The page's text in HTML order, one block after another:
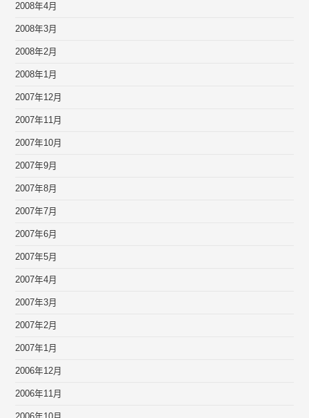
2008年4月
2008年3月
2008年2月
2008年1月
2007年12月
2007年11月
2007年10月
2007年9月
2007年8月
2007年7月
2007年6月
2007年5月
2007年4月
2007年3月
2007年2月
2007年1月
2006年12月
2006年11月